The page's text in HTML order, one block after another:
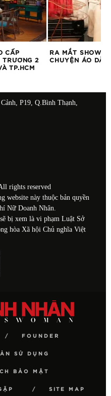
SHOW DIỄN NGHỆ THUẬT
ÁO DÀI” TẠI ĐÀ NẴNG
P19, Q.Bình Thạnh,
rights reserved
website này thuộc bản quyền
Nữ Doanh Nhân.
bị xem là vi phạm Luật Sở
hòa Xã hội Chủ nghĩa Việt
FOUNDER
SỬ DỤNG
BẢO MẬT
SITE MAP